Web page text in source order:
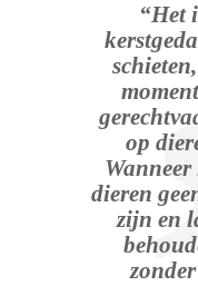
“Het
op
Wanneer
dieren
zijn en